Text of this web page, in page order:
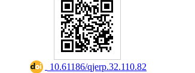
‎ 10.61186/qjerp.32.110.82